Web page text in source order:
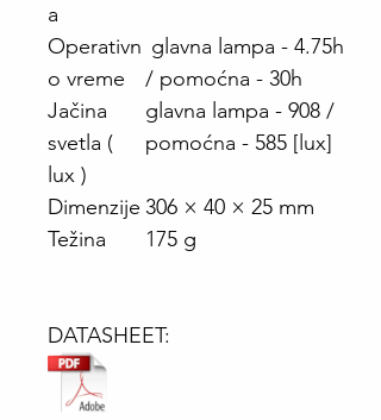
a
Operativn
o vreme
glavna lampa - 4.75h
/ pomoćna - 30h
Jačina
svetla (
lux )
glavna lampa - 908 /
pomoćna - 585 [lux]
Dimenzije 306 × 40 × 25 mm
Težina
175 g
DATASHEET: